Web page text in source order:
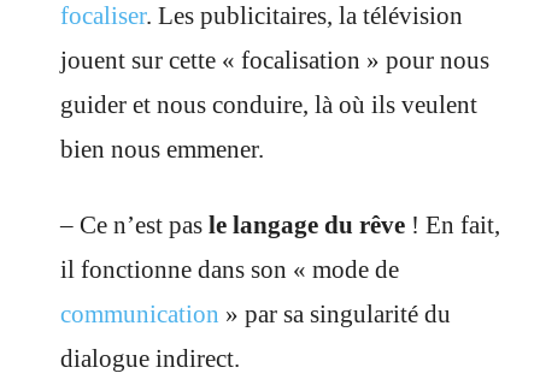
focaliser. Les publicitaires, la télévision
jouent sur cette « focalisation » pour nous
guider et nous conduire, là où ils veulent
bien nous emmener.
– Ce n’est pas le langage du rêve ! En fait,
il fonctionne dans son « mode de
communication » par sa singularité du
dialogue indirect.